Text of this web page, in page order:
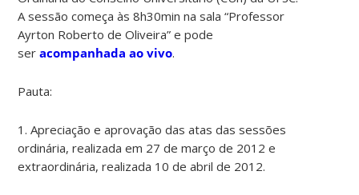
A sessão começa às 8h30min na sala “Professor
Ayrton Roberto de Oliveira” e pode
seracompanhada ao vivo.
Pauta:
1. Apreciação e aprovação das atas das sessões
ordinária, realizada em 27 de março de 2012 e
extraordinária, realizada 10 de abril de 2012.